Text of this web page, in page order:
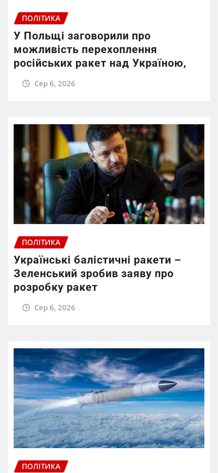
ПОЛІТИКА
У Польщі заговорили про
можливість перехоплення
російських ракет над Україною,
Сер 6, 2026
ПОЛІТИКА
Українські балістичні ракети –
Зеленський зробив заяву про
розробку ракет
Сер 6, 2026
ПОЛІТИКА